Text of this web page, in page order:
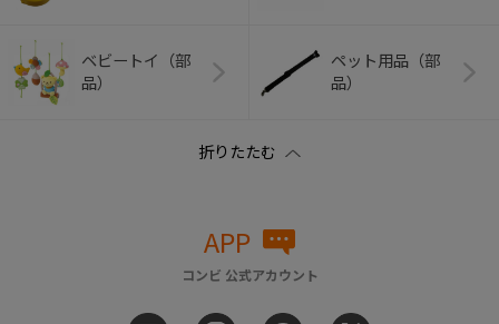
ベビートイ（部
品）
ペット用品（部
品）
APP
コンビ 公式アカウント